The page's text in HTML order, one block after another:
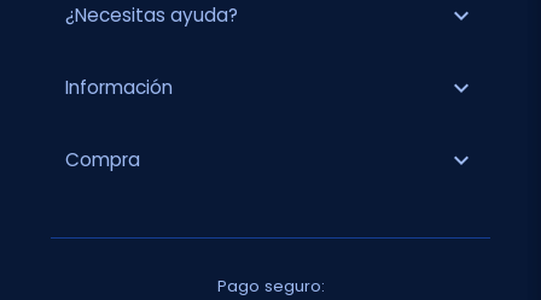
¿Necesitas ayuda? expand_more
Información expand_more
Compra expand_more
Pago seguro: